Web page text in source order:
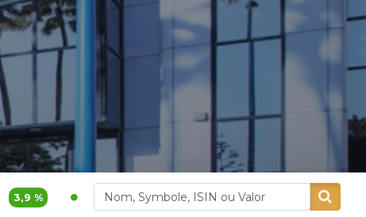
Alliances 400,00 5,26 % Aluminium Maroc 1 765,00